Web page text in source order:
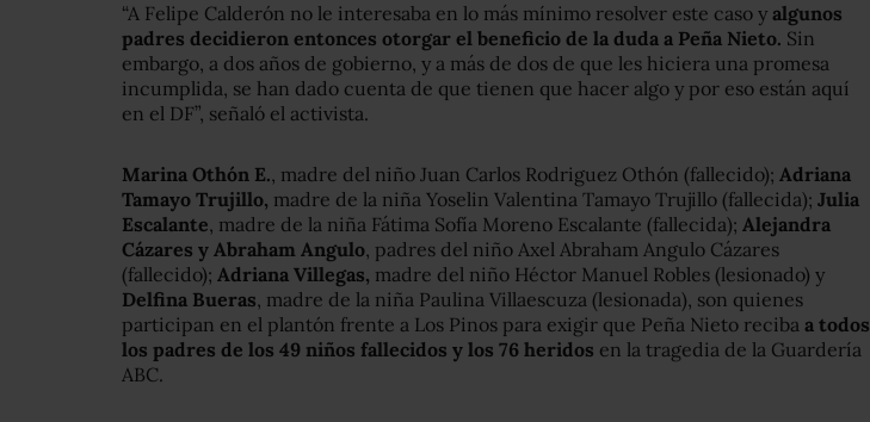
“A Felipe Calderón no le interesaba en lo más mínimo resolver este caso y algunos
padres decidieron entonces otorgar el beneficio de la duda a Peña Nieto. Sin
embargo, a dos años de gobierno, y a más de dos de que les hiciera una promesa
incumplida, se han dado cuenta de que tienen que hacer algo y por eso están aquí
en el DF”, señaló el activista.
Marina Othón E., madre del niño Juan Carlos Rodriguez Othón (fallecido); Adriana
Tamayo Trujillo, madre de la niña Yoselin Valentina Tamayo Trujillo (fallecida); Julia
Escalante, madre de la niña Fátima Sofía Moreno Escalante (fallecida); Alejandra
Cázares y Abraham Angulo, padres del niño Axel Abraham Angulo Cázares
(fallecido); Adriana Villegas, madre del niño Héctor Manuel Robles (lesionado) y
Delfina Bueras, madre de la niña Paulina Villaescuza (lesionada), son quienes
participan en el plantón frente a Los Pinos para exigir que Peña Nieto reciba a todos
los padres de los 49 niños fallecidos y los 76 heridos en la tragedia de la Guardería
ABC.